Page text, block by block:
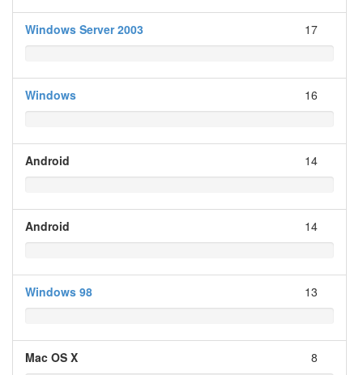
Windows Server 2003 17
Windows 16
Android 14
Android 14
Windows 98 13
Mac OS X 8